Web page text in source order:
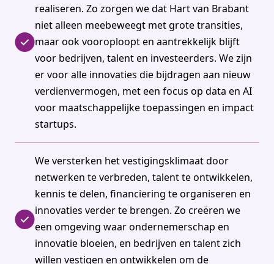
realiseren. Zo zorgen we dat Hart van Brabant
niet alleen meebeweegt met grote transities,
maar ook vooroploopt en aantrekkelijk blijft
voor bedrijven, talent en investeerders. We zijn
er voor alle innovaties die bijdragen aan nieuw
verdienvermogen, met een focus op data en AI
voor maatschappelijke toepassingen en impact
startups.
We versterken het vestigingsklimaat door
netwerken te verbreden, talent te ontwikkelen,
kennis te delen, financiering te organiseren en
innovaties verder te brengen. Zo creëren we
een omgeving waar ondernemerschap en
innovatie bloeien, en bedrijven en talent zich
willen vestigen en ontwikkelen om de